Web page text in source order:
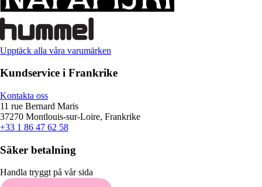
Upptäck alla våra varumärken
Kundservice i Frankrike
Kontakta oss
11 rue Bernard Maris
37270 Montlouis-sur-Loire, Frankrike
+33 1 86 47 62 58
Säker betalning
Handla tryggt på vår sida